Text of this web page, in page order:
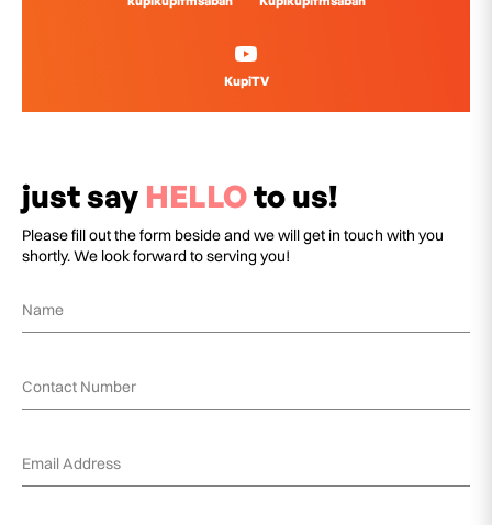
KupiTV
just say HELLOto us!
Please fill out the form beside and we will get in touch with you
shortly. We look forward to serving you!